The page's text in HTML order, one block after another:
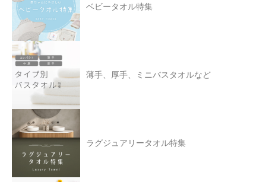
ベビータオル特集
薄手、厚手、ミニバスタオルなど
ラグジュアリータオル特集